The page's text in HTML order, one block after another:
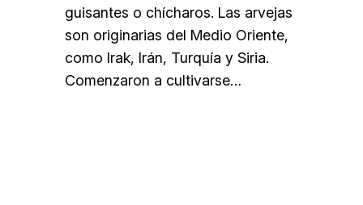
guisantes o chícharos. Las arvejas
son originarias del Medio Oriente,
como Irak, Irán, Turquía y Siria.
Comenzaron a cultivarse…